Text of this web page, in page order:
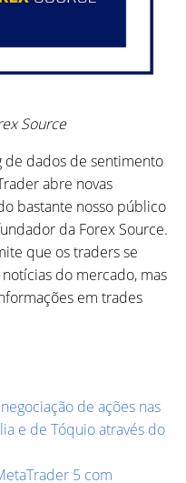
Source
de dados de sentimento
abre novas
bastante nosso público
da Forex Source.
que os traders se
do mercado, mas
em trades
de ações nas
e de Tóquio através do
5 com